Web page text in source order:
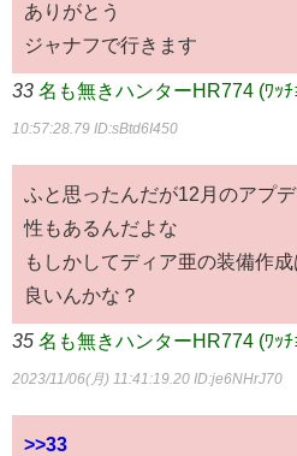
ありがとう
ジャナフで行きます
33 名も無きハンターHR774 (ﾜｯﾁ
10:57:28.79 ID:sBtd6I450
ふと思ったんだが12月のアプ
性もあるんだよな
もしかしてディア亜の装備作
良いんかな？
35 名も無きハンターHR774 (ﾜｯ
2023/11/06(月) 11:41:19.20 ID:je6NHrJ70
>>33